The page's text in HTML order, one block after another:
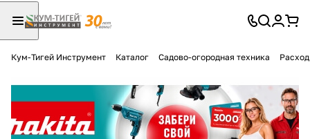
Кум-Тигей Инструмент Каталог Садово-огородная техника
Разбейте
оплатуна части